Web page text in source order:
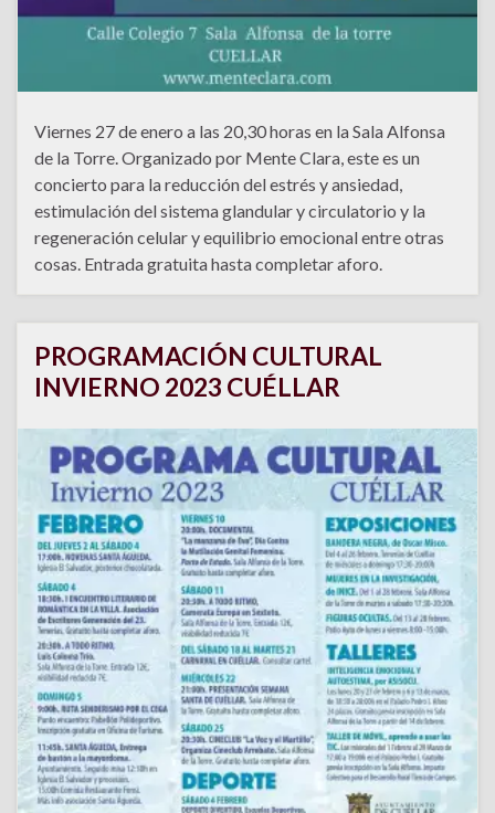
Viernes 27 de enero a las 20,30 horas en la Sala Alfonsa
de la Torre. Organizado por Mente Clara, este es un
concierto para la reducción del estrés y ansiedad,
estimulación del sistema glandular y circulatorio y la
regeneración celular y equilibrio emocional entre otras
cosas. Entrada gratuita hasta completar aforo.
PROGRAMACIÓN CULTURAL
INVIERNO 2023 CUÉLLAR